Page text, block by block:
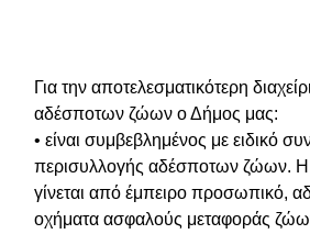
Για την αποτελεσματικότερη
αδέσποτων ζώων ο Δήμος μας:
• είναι συμβεβλημένος με ειδικό
περισυλλογής αδέσποτων ζώων. Η
γίνεται από έμπειρο προσωπικό,
οχήματα ασφαλούς μεταφοράς